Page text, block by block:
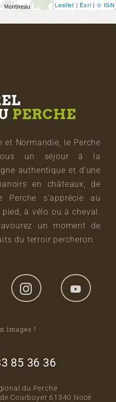
Leaflet | Esri | © IGN
PERCHE
et Normandie, le Perche
un séjour à la
authentique et d’une
en châteaux, de
s’apprécie au
à vélo ou à cheval.
un moment de
du terroir percheron.
images !
85 36 36
du Perche
Courboyer 61340 Nocé